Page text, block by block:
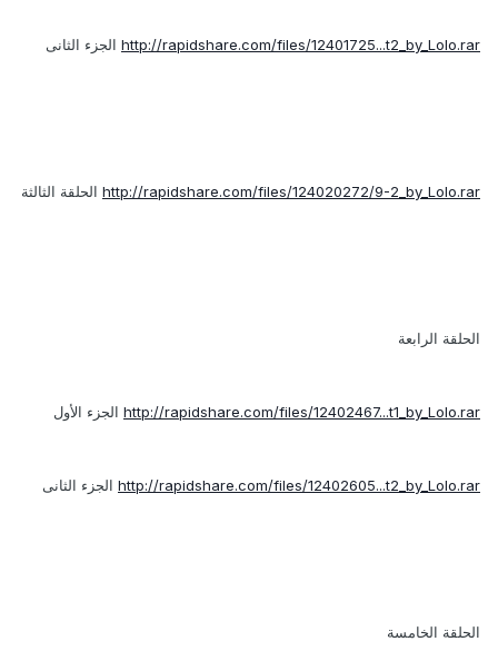
http://rapidshare.com/files/12401725...t2_by_Lolo.rarالجزء الثانى
http://rapidshare.com/files/124020272/9-2_by_Lolo.rarالحلقة الثالثة
الحلقة الرابعة
http://rapidshare.com/files/12402467...t1_by_Lolo.rarالجزء الأول
http://rapidshare.com/files/12402605...t2_by_Lolo.rarالجزء الثانى
الحلقة الخامسة